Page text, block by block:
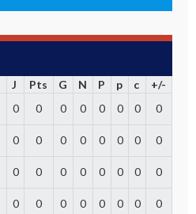
J Pts G N P p c
+/-
0 0 0 0 0 0 0 0
0 0 0 0 0 0 0 0
0 0 0 0 0 0 0 0
0 0 0 0 0 0 0 0